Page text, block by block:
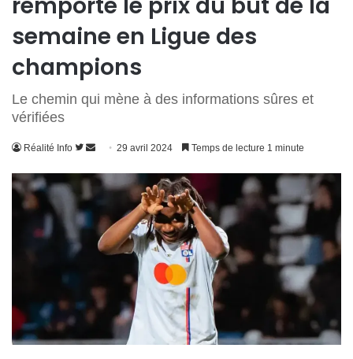
semaine en Ligue des
champions
Le chemin qui mène à des informations sûres et
vérifiées
Réalité Info
Suivre
Twitter
Envoyer
courriel
29 avril 2024 Temps de lecture 1 minute